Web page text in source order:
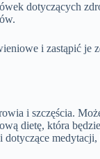
dotyczących
i zastąpić je
i szczęścia.
dietę, która